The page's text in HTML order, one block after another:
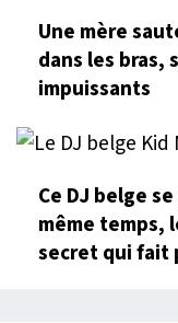
Une mère
dans les bras,
impuissants
Ce DJ belge
même temps,
secret qui fait